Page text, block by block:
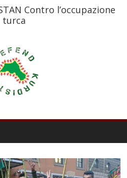
Contro l’occupazione
turca